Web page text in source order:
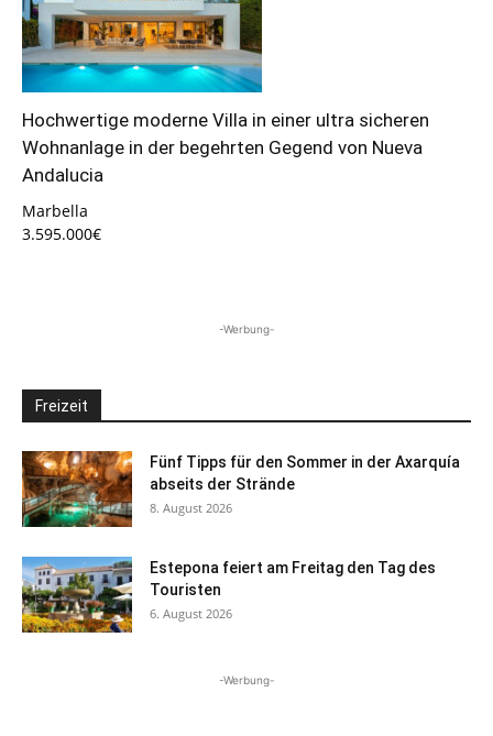
Hochwertige moderne Villa in einer ultra sicheren
Wohnanlage in der begehrten Gegend von Nueva
Andalucia
Marbella
3.595.000€
-Werbung-
Freizeit
Fünf Tipps für den Sommer in der Axarquía
abseits der Strände
8. August 2026
Estepona feiert am Freitag den Tag des
Touristen
6. August 2026
-Werbung-